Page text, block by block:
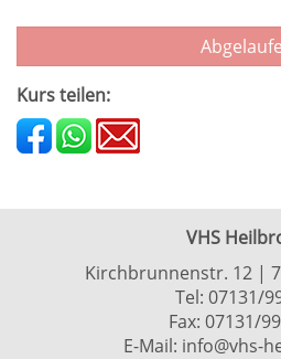
Kurs teilen:
VHS
Kirchbrunnenstr. 12 |
Tel: 07131/
Fax: 07131/
E-Mail: info@vhs-